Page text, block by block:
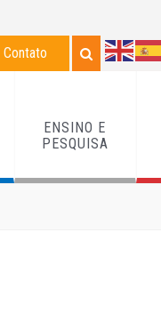
Contato
ENSINO E
PESQUISA